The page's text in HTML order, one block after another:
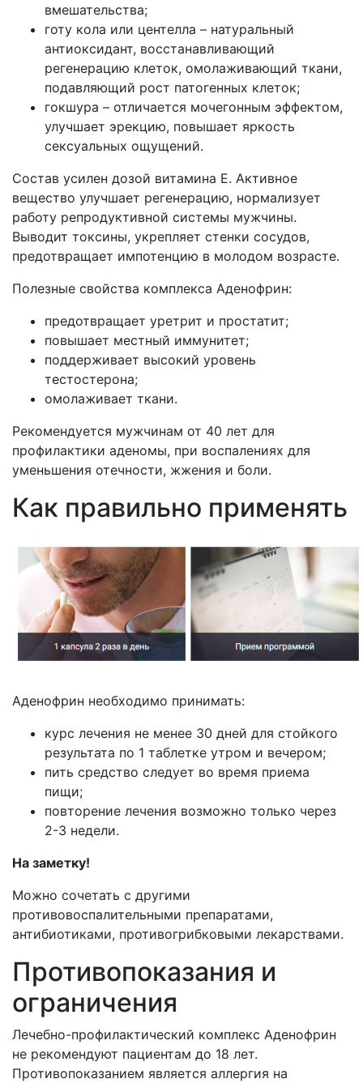
вмешательства;
готу кола или центелла – натуральный
антиоксидант, восстанавливающий
регенерацию клеток, омолаживающий ткани,
подавляющий рост патогенных клеток;
гокшура – отличается мочегонным эффектом,
улучшает эрекцию, повышает яркость
сексуальных ощущений.
Состав усилен дозой витамина Е. Активное
вещество улучшает регенерацию, нормализует
работу репродуктивной системы мужчины.
Выводит токсины, укрепляет стенки сосудов,
предотвращает импотенцию в молодом возрасте.
Полезные свойства комплекса Аденофрин:
предотвращает уретрит и простатит;
повышает местный иммунитет;
поддерживает высокий уровень
тестостерона;
омолаживает ткани.
Рекомендуется мужчинам от 40 лет для
профилактики аденомы, при воспалениях для
уменьшения отечности, жжения и боли.
Как правильно применять
Аденофрин необходимо принимать:
курс лечения не менее 30 дней для стойкого
результата по 1 таблетке утром и вечером;
пить средство следует во время приема
пищи;
повторение лечения возможно только через
2-3 недели.
На заметку!
Можно сочетать с другими
противовоспалительными препаратами,
антибиотиками, противогрибковыми лекарствами.
Противопоказания и
ограничения
Лечебно-профилактический комплекс Аденофрин
не рекомендуют пациентам до 18 лет.
Противопоказанием является аллергия на